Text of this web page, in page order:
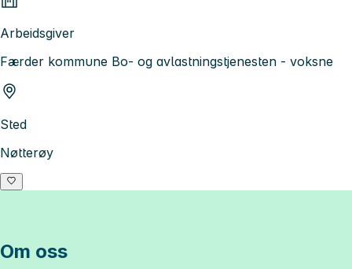
Arbeidsgiver
Færder kommune Bo- og avlastningstjenesten - voksne
Sted
Nøtterøy
Om oss